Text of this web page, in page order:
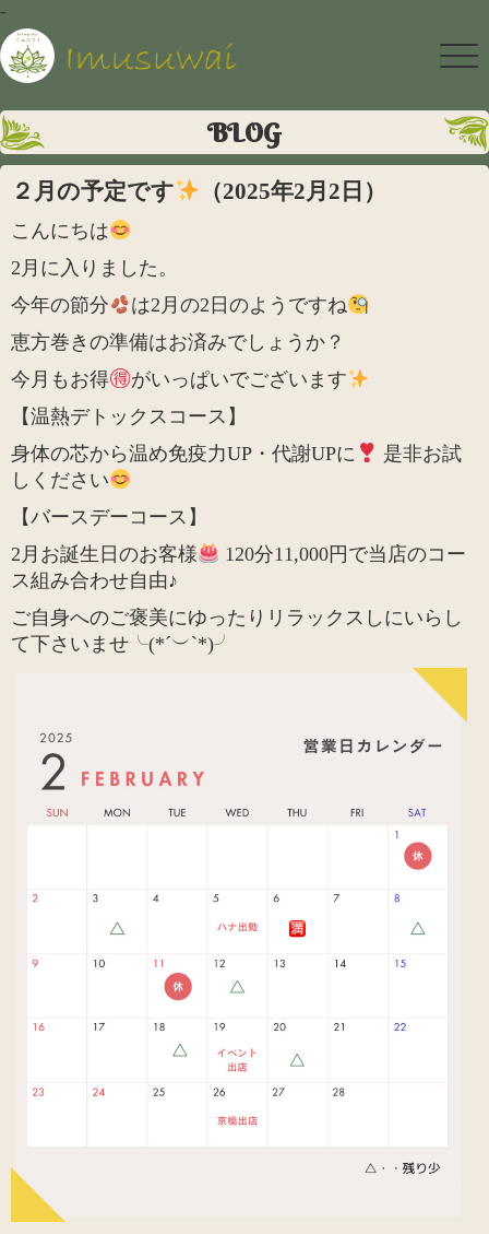
-
BLOG
２月の予定です （2025年2月2日）
こんにちは
2月に入りました。
今年の節分
は2月の2日のようですね
恵方巻きの準備はお済みでしょうか？
今月もお得
がいっぱいでございます
【温熱デトックスコース】
身体の芯から温め免疫力UP・代謝UPに
是非お試
しください
【バースデーコース】
2月お誕生日のお客様
120分11,000円で当店のコー
ス組み合わせ自由♪
ご自身へのご褒美にゆったりリラックスしにいらし
て下さいませ╰(*´︶`*)╯